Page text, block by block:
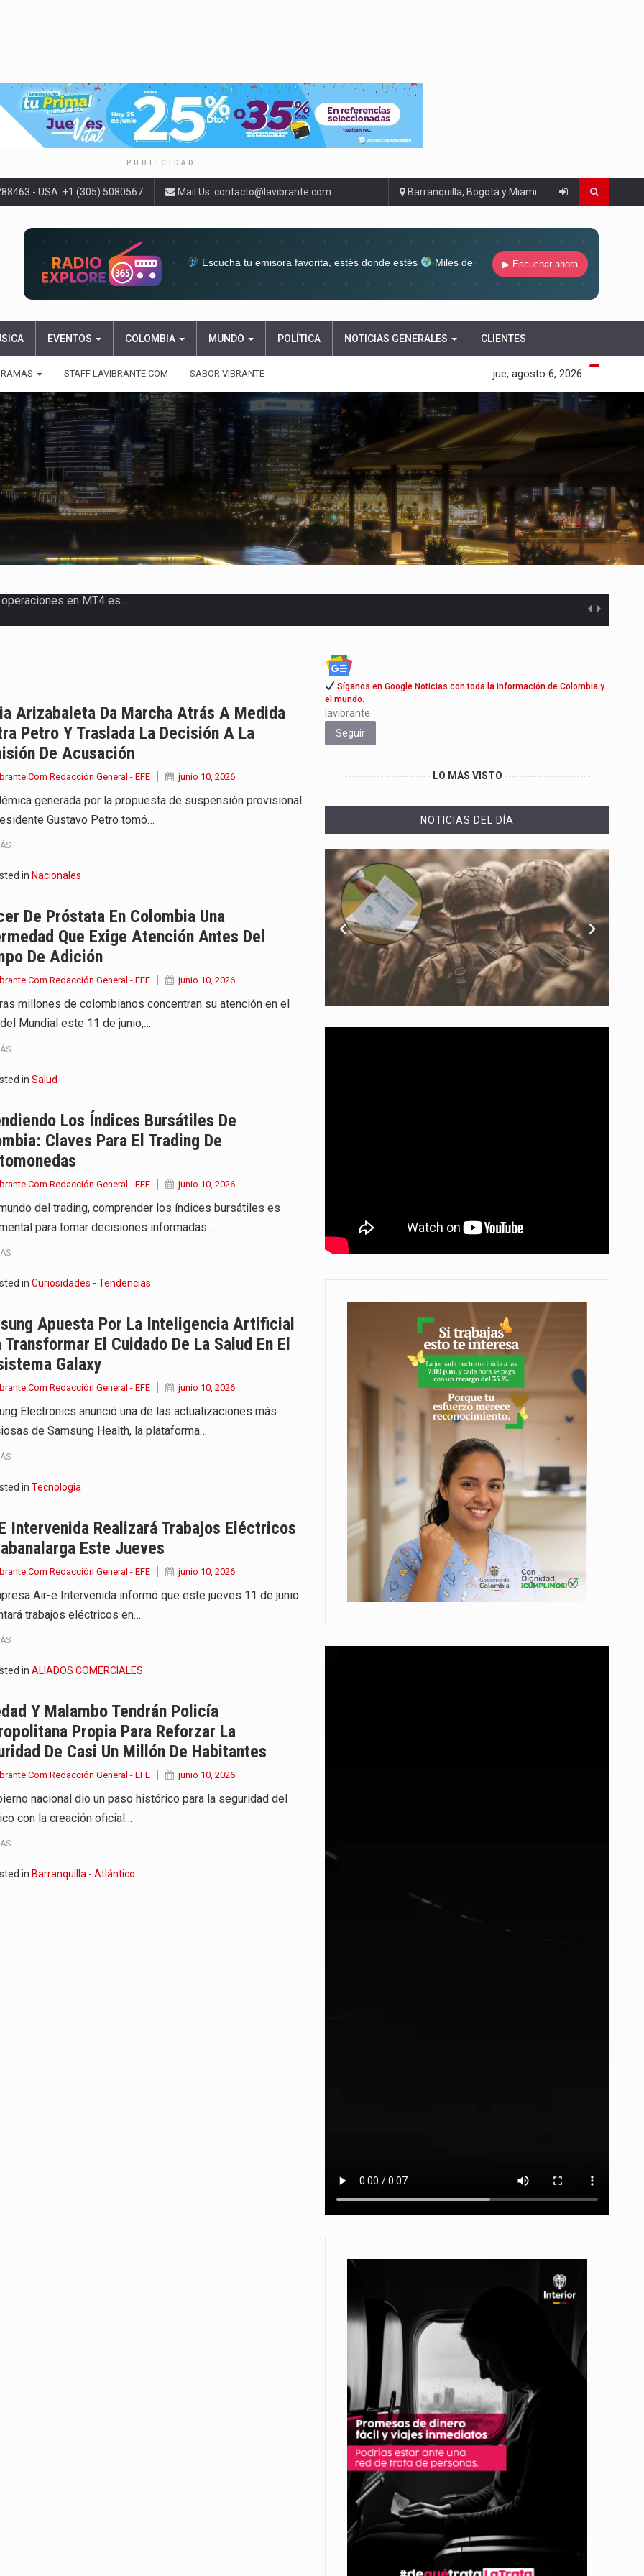
PUBLICIDAD
- USA. +1 (305) 5080567 Mail Us: contacto@lavibrante.com Barranquilla, Bogotá y Miami
Escucha tu emisora favorita, estés donde estés
Miles de
▶ Escuchar ahora
EVENTOS COLOMBIA MUNDO POLÍTICA NOTICIAS GENERALES CLIENTES
STAFF LAVIBRANTE.COM SABOR VIBRANTE jue, agosto 6, 2026
como una de las grandes figuras…
el corazón de la fiesta…
policías deben votar…
se siente…
Ecológico y Cultural del…
país conmemora este…
guardar silencio por vergüenza, la enfermedad…
con condiciones de…
en MT4 es…
Arizabaleta Da Marcha Atrás A Medida
Petro Y Traslada La Decisión A La
De Acusación
Redacción General - EFE junio 10, 2026
generada por la propuesta de suspensión provisional
Gustavo Petro tomó…
in Nacionales
De Próstata En Colombia Una
Que Exige Atención Antes Del
De Adición
Redacción General - EFE junio 10, 2026
millones de colombianos concentran su atención en el
Mundial este 11 de junio,…
in Salud
Los Índices Bursátiles De
Claves Para El Trading De
Redacción General - EFE junio 10, 2026
del trading, comprender los índices bursátiles es
para tomar decisiones informadas.…
in Curiosidades - Tendencias
Apuesta Por La Inteligencia Artificial
Transformar El Cuidado De La Salud En El
Galaxy
Redacción General - EFE junio 10, 2026
Electronics anunció una de las actualizaciones más
de Samsung Health, la plataforma…
in Tecnologia
Intervenida Realizará Trabajos Eléctricos
Este Jueves
Redacción General - EFE junio 10, 2026
Air-e Intervenida informó que este jueves 11 de junio
trabajos eléctricos en…
in ALIADOS COMERCIALES
Y Malambo Tendrán Policía
Propia Para Reforzar La
De Casi Un Millón De Habitantes
Redacción General - EFE junio 10, 2026
nacional dio un paso histórico para la seguridad del
con la creación oficial…
in Barranquilla - Atlántico
Síganos en Google Noticias con toda la información de Colombia y
el mundo.
lavibrante
Seguir
------------------------ LO MÁS VISTO ------------------------
NOTICIAS DEL DÍA